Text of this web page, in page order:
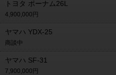
トヨタ ポーナム26L
4,900,000円
ヤマハ YDX-25
商談中
ヤマハ SF-31
7,900,000円